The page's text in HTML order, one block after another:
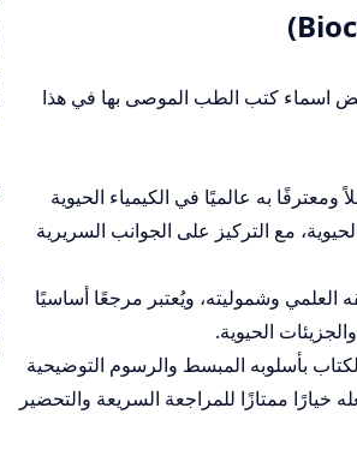
بعض اسماء كتب الطب الموصى بها في هذا
ومعترفًا به عالميًا في الكيمياء الحيوية
مع التركيز على الجوانب السريرية
العلمي وشموليته، ويُعتبر مرجعًا أساسيًا
الحيوية.
بأسلوبه المبسط والرسوم التوضيحية
خيارًا ممتازًا للمراجعة السريعة والتحضير